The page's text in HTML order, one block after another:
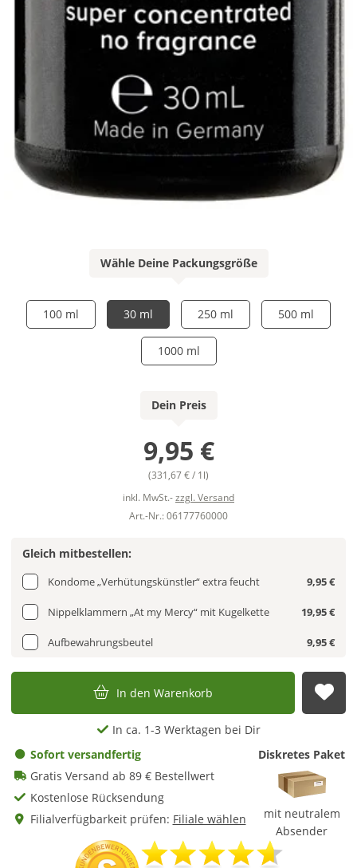
Wähle Deine Packungsgröße
100 ml 30 ml 250 ml 500 ml
1000 ml
Dein Preis
9,95 €
(331,67 € / 1l)
inkl. MwSt.-zzgl. Versand
Art.-Nr.: 06177760000
Gleich mitbestellen:
Kondome „Verhütungskünstler“ extra feucht 9,95 €
Nippelklammern „At my Mercy“ mit Kugelkette 19,95 €
Aufbewahrungsbeutel 9,95 €
In den Warenkorb
In ca. 1-3 Werktagen bei Dir
Sofort versandfertig
Gratis Versand ab 89 € Bestellwert
Kostenlose Rücksendung
Filialverfügbarkeit prüfen: Filiale wählen
Diskretes Paket
mit neutralem
Absender